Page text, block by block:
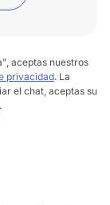
aceptas nuestros
privacidad. La
el chat, aceptas su
.